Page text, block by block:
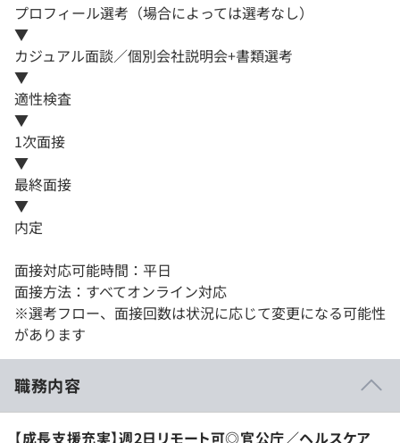
プロフィール選考（場合によっては選考なし）
▼
カジュアル面談／個別会社説明会+書類選考
▼
適性検査
▼
1次面接
▼
最終面接
▼
内定
面接対応可能時間：平日
面接方法：すべてオンライン対応
※選考フロー、面接回数は状況に応じて変更になる可能性
があります
職務内容
【成長支援充実】週2日リモート可◎官公庁／ヘルスケア